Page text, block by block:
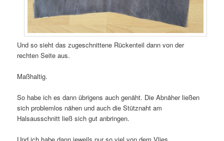
Und so sieht das zugeschnittene Rückenteil dann von der
rechten Seite aus.
Maßhaltig.
So habe ich es dann übrigens auch genäht. Die Abnäher ließen
sich problemlos nähen und auch die Stütznaht am
Halsausschnitt ließ sich gut anbringen.